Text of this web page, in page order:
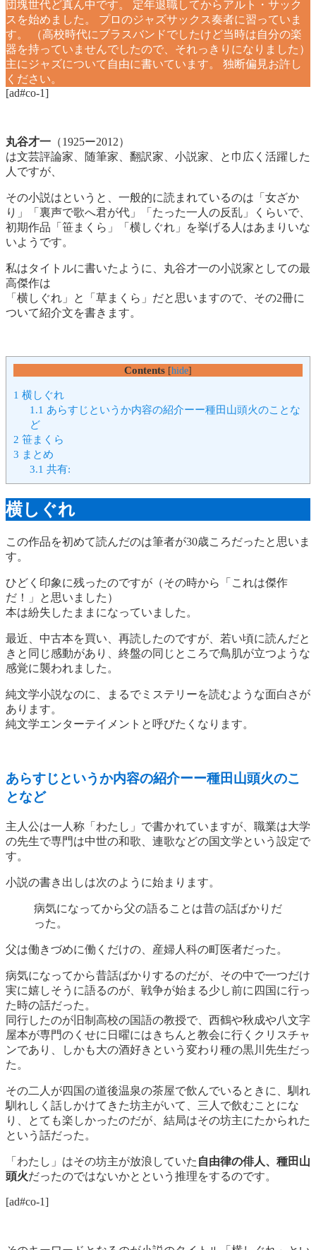
団塊世代ど真ん中です。 定年退職してからアルト・サック
スを始めました。 プロのジャズサックス奏者に習っていま
す。 （高校時代にブラスバンドでしたけど当時は自分の楽
器を持っていませんでしたので、それっきりになりました）
主にジャズについて自由に書いています。 独断偏見お許し
ください。
[ad#co-1]
丸谷才一 （1925ー2012）
は文芸評論家、随筆家、翻訳家、小説家、と巾広く活躍した
人ですが、
その小説はというと、一般的に読まれているのは「女ざか
り」「裏声で歌へ君が代」「たった一人の反乱」くらいで、
初期作品「笹まくら」「横しぐれ」を挙げる人はあまりいな
いようです。
私はタイトルに書いたように、丸谷才一の小説家としての最
高傑作は
「横しぐれ」と「草まくら」だと思いますので、その2冊に
ついて紹介文を書きます。
Contents [hide]
1 横しぐれ
1.1 あらすじというか内容の紹介ーー種田山頭火のことな
ど
2 笹まくら
3 まとめ
3.1 共有:
横しぐれ
この作品を初めて読んだのは筆者が30歳ころだったと思いま
す。
ひどく印象に残ったのですが（その時から「これは傑作
だ！」と思いました）
本は紛失したままになっていました。
最近、中古本を買い、再読したのですが、若い頃に読んだと
きと同じ感動があり、終盤の同じところで鳥肌が立つような
感覚に襲われました。
純文学小説なのに、まるでミステリーを読むような面白さが
あります。
純文学エンターテイメントと呼びたくなります。
あらすじというか内容の紹介ーー種田山頭火のこ
となど
主人公は一人称「わたし」で書かれていますが、職業は大学
の先生で専門は中世の和歌、連歌などの国文学という設定で
す。
小説の書き出しは次のように始まります。
病気になってから父の語ることは昔の話ばかりだ
った。
父は働きづめに働くだけの、産婦人科の町医者だった。
病気になってから昔話ばかりするのだが、その中で一つだけ
実に嬉しそうに語るのが、戦争が始まる少し前に四国に行っ
た時の話だった。
同行したのが旧制高校の国語の教授で、西鶴や秋成や八文字
屋本が専門のくせに日曜にはきちんと教会に行くクリスチャ
ンであり、しかも大の酒好きという変わり種の黒川先生だっ
た。
その二人が四国の道後温泉の茶屋で飲んでいるときに、馴れ
馴れしく話しかけてきた坊主がいて、三人で飲むことにな
り、とても楽しかったのだが、結局はその坊主にたかられた
という話だった。
「わたし」はその坊主が放浪していた 自由律の俳人、種田山
頭火だったのではないかとという推理をするのです。
[ad#co-1]